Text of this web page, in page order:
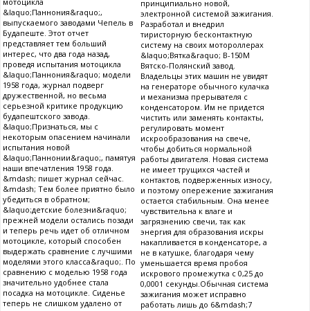
&laquo;Паннония&raquo;,
выпускаемого заводами Чепель в
Будапеште. Этот отчет
представляет тем больший
интерес, что два года назад,
проведя испытания мотоцикла
&laquo;Паннония&raquo; модели
1958 года, журнал подверг
дружественной, но весьма
серьезной критике продукцию
будапештского завода.
&laquo;Признаться, мы с
некоторым опасением начинали
испытания новой
&laquo;Паннонии&raquo;, памятуя
наши впечатления 1958 года.
&mdash; пишет журнал сейчас.
&mdash; Тем более приятно было
убедиться в обратном;
&laquo;детские болезни&raquo;
прежней модели остались позади
и теперь речь идет об отличном
мотоцикле, который способен
выдержать сравнение с лучшими
моделями этого класса&raquo;. По
сравнению с моделью 1958 года
значительно удобнее стала
посадка на мотоцикле. Сиденье
теперь не слишком удалено от
принципиально новой,
электронной системой зажигания.
Разработал и внедрил
тиристорную бесконтактную
систему на своих мотороллерах
&laquo;Вятка&raquo; В-150М
Вятско-Полянский завод.
Владельцы этих машин не увидят
на генераторе обычного кулачка
и механизма прерывателя с
конденсатором. Им не придется
чистить или заменять контакты,
регулировать момент
искрообразования на свече,
чтобы добиться нормальной
работы двигателя. Новая система
не имеет трущихся частей и
контактов, подверженных износу,
и поэтому опережение зажигания
остается стабильным. Она менее
чувствительна к влаге и
загрязнению свечи, так как
энергия для образования искры
накапливается в конденсаторе, а
не в катушке, благодаря чему
уменьшается время пробоя
искрового промежутка с 0,25 до
0,0001 секунды.Обычная система
зажигания может исправно
работать лишь до 6&mdash;7